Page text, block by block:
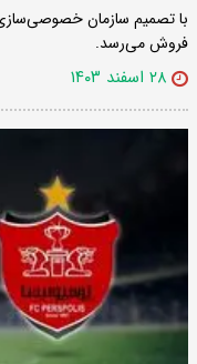
فروش می‌رسد.
۲۸ اسفند ۱۴۰۳